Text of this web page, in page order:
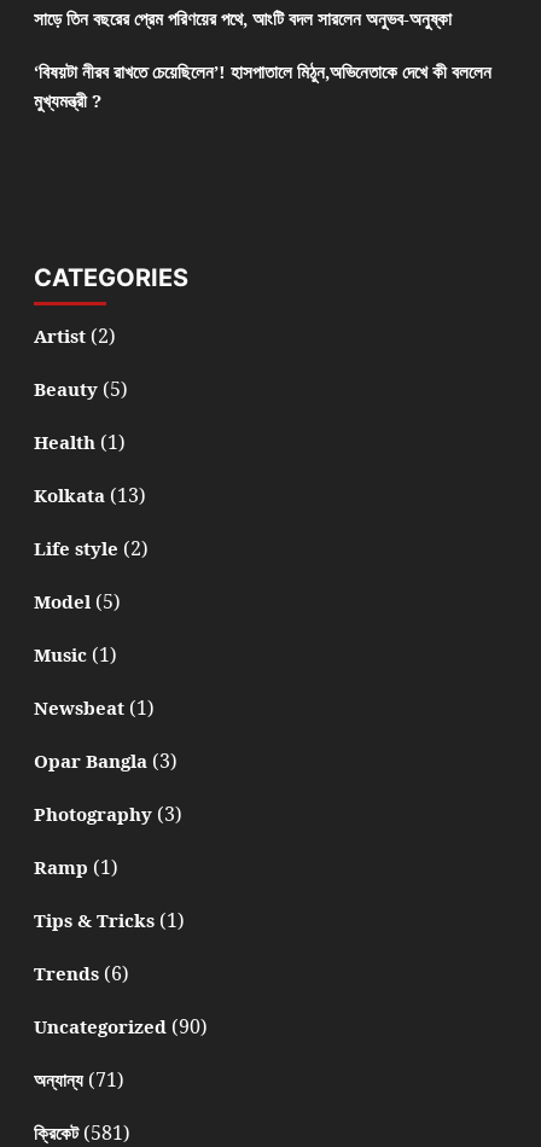
সাড়ে তিন বছরের প্রেম পরিণয়ের পথে, আংটি বদল সারলেন অনুভব-অনুষ্কা
‘বিষয়টা নীরব রাখতে চেয়েছিলেন’! হাসপাতালে মিঠুন,অভিনেতাকে দেখে কী বললেন
মুখ্যমন্ত্রী ?
CATEGORIES
Artist(2)
Beauty(5)
Health(1)
Kolkata(13)
Life style (2)
Model(5)
Music(1)
Newsbeat(1)
Opar Bangla(3)
Photography(3)
Ramp (1)
Tips & Tricks(1)
Trends(6)
Uncategorized(90)
অন্যান্য(71)
ক্রিকেট(581)